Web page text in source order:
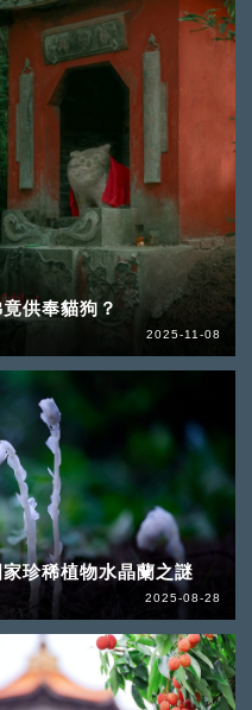
供奉貓狗？
2025-11-08
珍稀植物水晶蘭之謎
2025-08-28